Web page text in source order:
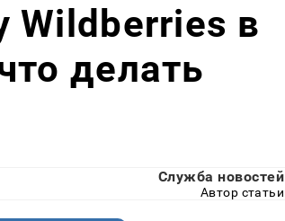
Wildberries в
делать
Служба новостей
Автор статьи